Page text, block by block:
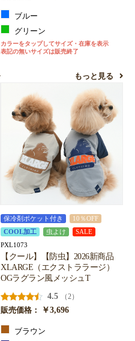
ブルー
グリーン
カラーをタップしてサイズ・在庫を表示
表記の無いサイズは販売終了
もっと見る
保冷剤ポケット付き
10％OFF
COOL加工
虫よけ SALE
PXL1073
【クール】【防虫】2026新商品
XLARGE（エクストララージ）
OGラグラン風メッシュT
4.5
（2）
販売価格：
￥3,696
ブラウン